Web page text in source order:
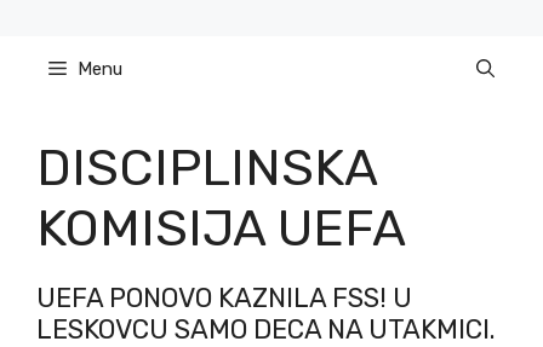
content Menu
DISCIPLINSKA
KOMISIJA UEFA
UEFA PONOVO KAZNILA FSS! U
LESKOVCU SAMO DECA NA UTAKMICI.